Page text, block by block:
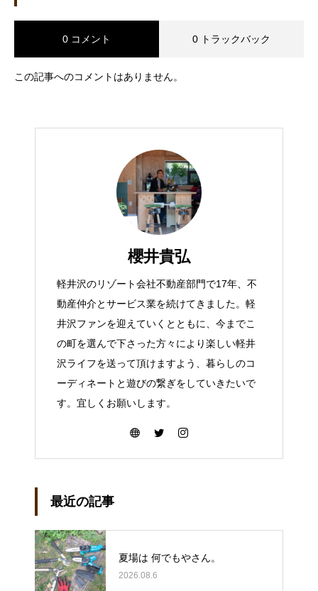
0 コメント 0 トラックバック
この記事へのコメントはありません。
櫻井貴弘
軽井沢のリゾート会社不動産部門で17年、不
動産仲介とサービス業を続けてきました。軽
井沢ファンを迎えていくとともに、今までこ
の町を選んで下さった方々により楽しい軽井
沢ライフを送って頂けますよう、暮らしのコ
ーディネートと遊びの繋ぎをしていきたいで
す。宜しくお願いします。
最近の記事
夏場は 何でもやさん。
2026.08.6